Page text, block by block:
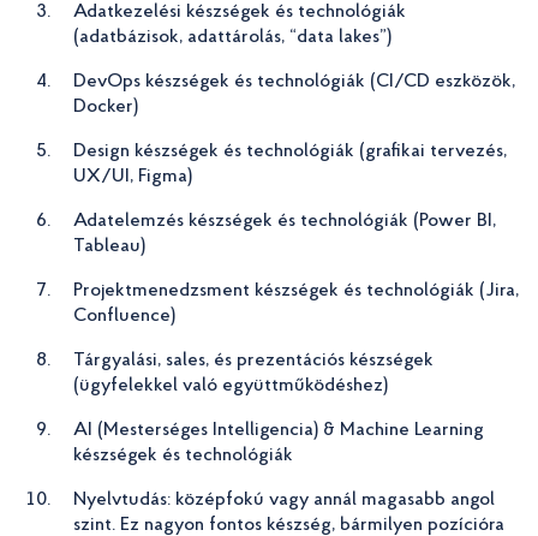
Adatkezelési készségek és technológiák
(adatbázisok, adattárolás, “data lakes”)
DevOps készségek és technológiák (CI/CD eszközök,
Docker)
Design készségek és technológiák (grafikai tervezés,
UX/UI, Figma)
Adatelemzés készségek és technológiák (Power BI,
Tableau)
Projektmenedzsment készségek és technológiák (Jira,
Confluence)
Tárgyalási, sales, és prezentációs készségek
(ügyfelekkel való együttműködéshez)
AI (Mesterséges Intelligencia) & Machine Learning
készségek és technológiák
Nyelvtudás: középfokú vagy annál magasabb angol
szint. Ez nagyon fontos készség, bármilyen pozícióra